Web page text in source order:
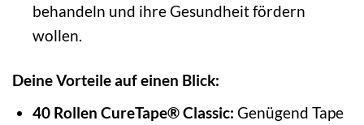
behandeln und ihre Gesundheit fördern
wollen.
Deine Vorteile auf einen Blick:
40 Rollen CureTape® Classic: Genügend Tape